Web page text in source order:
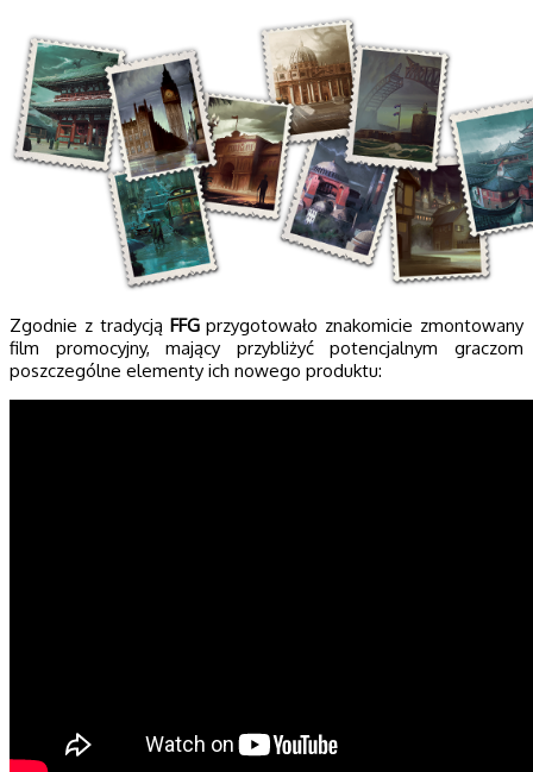
Zgodnie z tradycją FFGprzygotowało znakomicie zmontowany
film promocyjny, mający przybliżyć potencjalnym graczom
poszczególne elementy ich nowego produktu: